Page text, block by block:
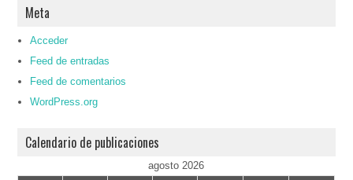
Meta
Acceder
Feed de entradas
Feed de comentarios
WordPress.org
Calendario de publicaciones
agosto 2026